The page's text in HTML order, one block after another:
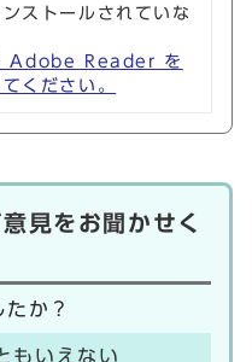
ストールされていな
Adobe Reader を
ください。
見をお聞かせく
か？
もいえない